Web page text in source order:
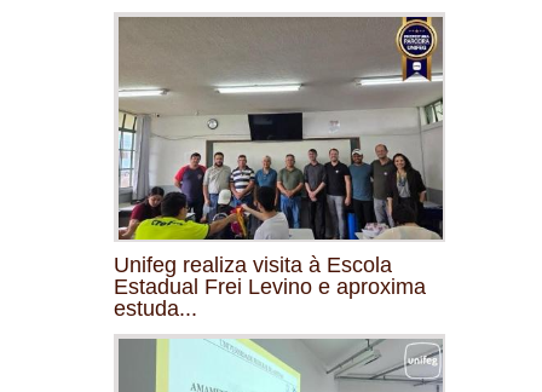
Unifeg realiza visita à Escola
Estadual Frei Levino e aproxima
estuda...